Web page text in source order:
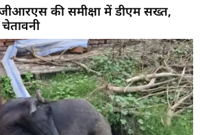
की समीक्षा में डीएम सख्त,